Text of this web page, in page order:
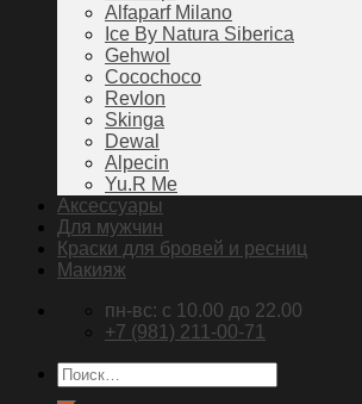
Alfaparf Milano
Ice By Natura Siberica
Gehwol
Cocochoco
Revlon
Skinga
Dewal
Alpecin
Yu.R Me
Аксессуары
Для мужчин
Краски для бровей и ресниц
Макияж
пн-вс: c 10.00 до 22.00
+7 (981) 211-00-71
Искать: